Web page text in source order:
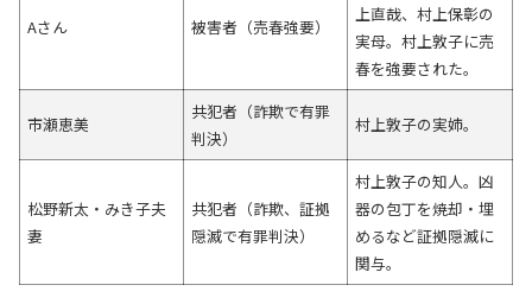
Aさん 被害者（売春強要）
上直哉、村上保彰の
実母。村上敦子に売
春を強要された。
市瀬恵美
共犯者（詐欺で有罪
判決）
村上敦子の実姉。
松野新太・みき子夫
妻
共犯者（詐欺、証拠
隠滅で有罪判決）
村上敦子の知人。凶
器の包丁を焼却・埋
めるなど証拠隠滅に
関与。